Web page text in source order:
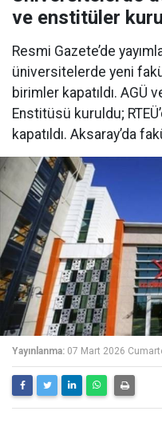
ve enstitüler
Resmi Gazete’de
üniversitelerde yeni
birimler kapatıldı. AGÜ
Enstitüsü kuruldu;
kapatıldı. Aksaray’da
Yayınlanma: 07 Mart 2026